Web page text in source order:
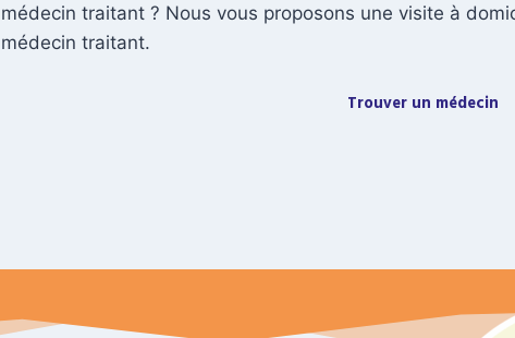
médecin traitant ? Nous vous proposons une visite à
médecin traitant.
Trouver un médecin